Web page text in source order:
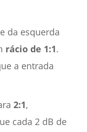
da esquerda
rácio de 1:1.
a entrada
2:1,
cada 2 dB de